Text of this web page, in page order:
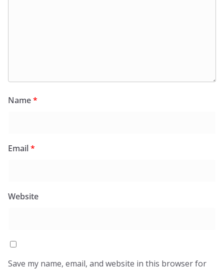
Name*
Email*
Website
Save my name, email, and website in this browser for